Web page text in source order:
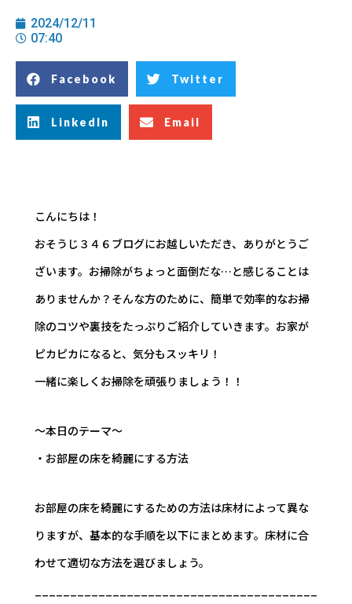
2024/12/11
07:40
Facebook Twitter
LinkedIn Email
こんにちは！
おそうじ３４６ブログにお越しいただき、ありがとうご
ざいます。お掃除がちょっと面倒だな…と感じることは
ありませんか？そんな方のために、簡単で効率的なお掃
除のコツや裏技をたっぷりご紹介していきます。お家が
ピカピカになると、気分もスッキリ！
一緒に楽しくお掃除を頑張りましょう！！
～本日のテーマ～
・お部屋の床を綺麗にする方法
お部屋の床を綺麗にするための方法は床材によって異な
りますが、基本的な手順を以下にまとめます。床材に合
わせて適切な方法を選びましょう。